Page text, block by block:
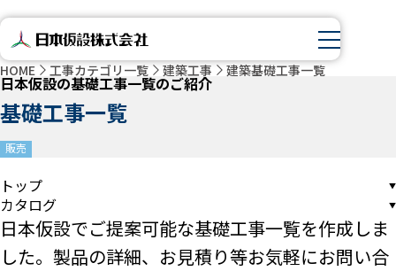
HOME 工事カテゴリ一覧 建築工事 建築基礎工事一覧
日本仮設の基礎工事一覧のご紹介
基礎工事一覧
販売
トップ
カタログ
日本仮設でご提案可能な基礎工事一覧を作成しま
した。製品の詳細、お見積り等お気軽にお問い合